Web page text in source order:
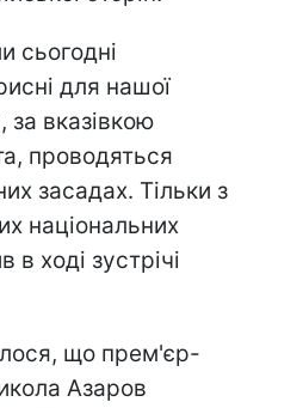
сьогодні
для нашої
вказівкою
проводяться
засадах. Тільки з
національних
в ході зустрічі
що прем'єр-
Азаров